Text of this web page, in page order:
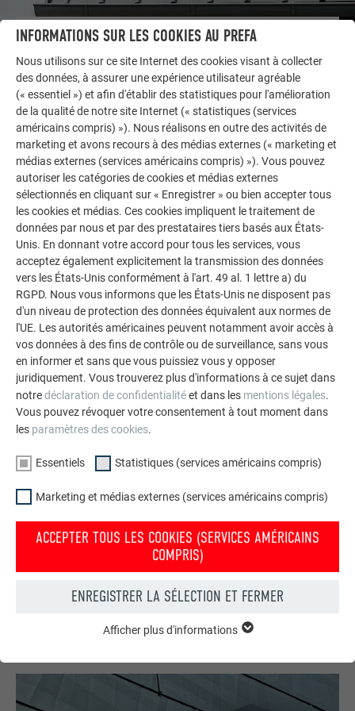
LAISSEZ-VOUS INSPIRER
AUTRES BÂTIMENTS
La galerie de références PREFA démontre la
polyvalence de l’aluminium. Découvrez d’autres projets
impressionnants avec les solutions en aluminium
durables de PREFA pour toitures, systèmes solaires et
façades.
VOIR DAVANTAGE DE RÉFÉRENCES
Votre maison au look PREFA
Nous vous présentons un montage photo de l’aspect
qu’aurait votre maison avec une toiture ou une façade
DEMANDER UN MONTAGE PHOTO MAINTENANT
INFORMATIONS SUR LES COOKIES AU PREFA
Nous utilisons sur ce site Internet des cookies visant à collecter
des données, à assurer une expérience utilisateur agréable
(« essentiel ») et afin d'établir des statistiques pour l'amélioration
de la qualité de notre site Internet (« statistiques (services
américains compris) »). Nous réalisons en outre des activités de
marketing et avons recours à des médias externes (« marketing et
médias externes (services américains compris) »). Vous pouvez
autoriser les catégories de cookies et médias externes
sélectionnés en cliquant sur « Enregistrer » ou bien accepter tous
les cookies et médias. Ces cookies impliquent le traitement de
données par nous et par des prestataires tiers basés aux États-
Unis. En donnant votre accord pour tous les services, vous
acceptez également explicitement la transmission des données
vers les États-Unis conformément à l'art. 49 al. 1 lettre a) du
RGPD. Nous vous informons que les États-Unis ne disposent pas
d'un niveau de protection des données équivalent aux normes de
l'UE. Les autorités américaines peuvent notamment avoir accès à
vos données à des fins de contrôle ou de surveillance, sans vous
en informer et sans que vous puissiez vous y opposer
juridiquement. Vous trouverez plus d'informations à ce sujet dans
notredéclaration de confidentialitéet dans les mentions légales.
Vous pouvez révoquer votre consentement à tout moment dans
les paramètres des cookies.
Essentiels Statistiques (services américains compris)
Marketing et médias externes (services américains compris)
ACCEPTER TOUS LES COOKIES (SERVICES AMÉRICAINS
COMPRIS)
ENREGISTRER LA SÉLECTION ET FERMER
Internet fonctionne correctement.
Afficher plus d'informations